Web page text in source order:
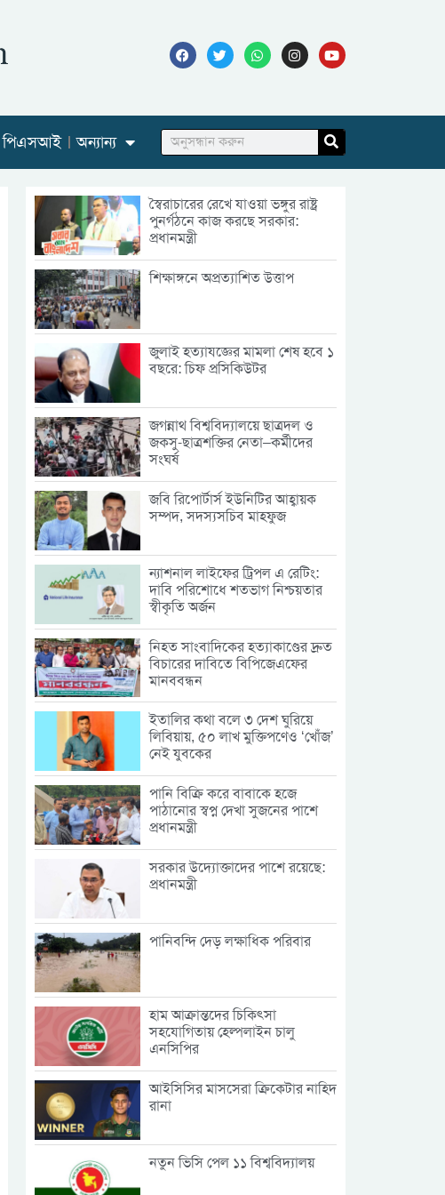
পিএসআই অন্যান্য
স্বৈরাচারের রেখে যাওয়া ভঙ্গুর রাষ্ট্র
পুনর্গঠনে কাজ করছে সরকার:
প্রধানমন্ত্রী
শিক্ষাঙ্গনে অপ্রত্যাশিত উত্তাপ
জুলাই হত্যাযজ্ঞের মামলা শেষ হবে ১
বছরে: চিফ প্রসিকিউটর
জগন্নাথ বিশ্ববিদ্যালয়ে ছাত্রদল ও
জকসু-ছাত্রশক্তির নেতা–কর্মীদের
সংঘর্ষ
জবি রিপোর্টার্স ইউনিটির আহ্বায়ক
সম্পদ, সদস্যসচিব মাহফুজ
ন্যাশনাল লাইফের ট্রিপল এ রেটিং:
দাবি পরিশোধে শতভাগ নিশ্চয়তার
স্বীকৃতি অর্জন
নিহত সাংবাদিকের হত্যাকাণ্ডের দ্রুত
বিচারের দাবিতে বিপিজেএফের
মানববন্ধন
ইতালির কথা বলে ৩ দেশ ঘুরিয়ে
লিবিয়ায়, ৫০ লাখ মুক্তিপণেও ‘খোঁজ’
নেই যুবকের
পানি বিক্রি করে বাবাকে হজে
পাঠানোর স্বপ্ন দেখা সুজনের পাশে
প্রধানমন্ত্রী
সরকার উদ্যোক্তাদের পাশে রয়েছে:
প্রধানমন্ত্রী
পানিবন্দি দেড় লক্ষাধিক পরিবার
হাম আক্রান্তদের চিকিৎসা
সহযোগিতায় হেল্পলাইন চালু
এনসিপির
আইসিসির মাসসেরা ক্রিকেটার নাহিদ
রানা
নতুন ভিসি পেল ১১ বিশ্ববিদ্যালয়